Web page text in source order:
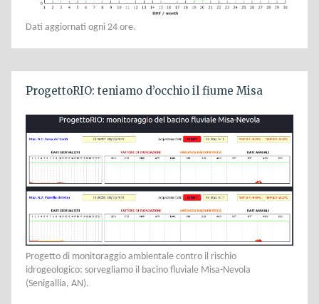
Dati aggiornati ogni 24 ore.
ProgettoRIO: teniamo d’occhio il fiume Misa
Progetto di monitoraggio ambientale contro il rischio
idrogeologico: sorvegliamo il bacino fluviale Misa-Nevola
(Senigallia, AN).